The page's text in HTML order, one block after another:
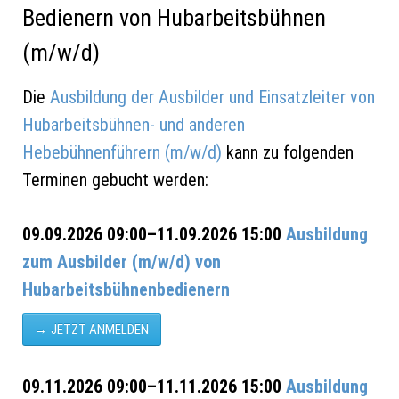
Bedienern von Hubarbeits­bühnen
(m/w/d)
Die Ausbildung der Ausbilder und Einsatzleiter von
Hubarbeitsbühnen- und anderen
Hebebühnenführern (m/w/d) kann zu folgenden
Terminen gebucht werden:
09.09.2026 09:00–11.09.2026 15:00 Ausbildung
zum Ausbilder (m/w/d) von
Hubarbeitsbühnenbedienern
JETZT ANMELDEN
09.11.2026 09:00–11.11.2026 15:00 Ausbildung